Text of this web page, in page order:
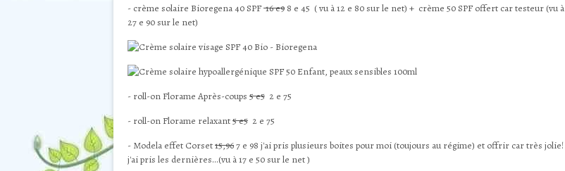
- crème solaire Bioregena 40 SPF16 e9 8 e 45 ( vu à 12 e 80 sur le net) + crème 50 SPF offert car testeur (vu à
27 e 90 sur le net)
- roll-on Florame Après-coups 5 e5 2 e 75
- roll-on Florame relaxant5 e5 2 e 75
- Modela effet Corset15,967 e 98 j'ai pris plusieurs boites pour moi (toujours au régime) et offrir car très jolie!
j'ai pris les dernières...(vu à 17 e 50 sur le net )